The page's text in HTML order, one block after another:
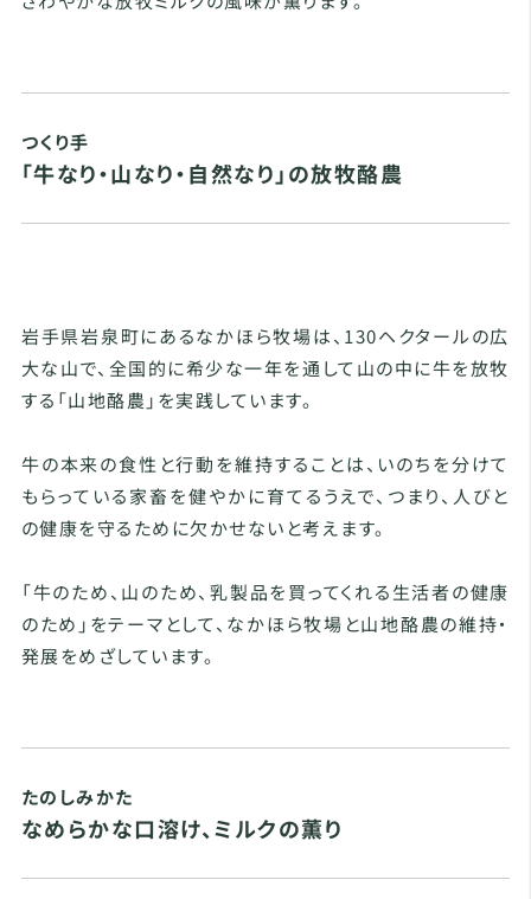
つくり手
「牛なり・山なり・自然なり」の放牧酪農
岩手県岩泉町にあるなかほら牧場は、130ヘクタールの広
大な山で、全国的に希少な一年を通して山の中に牛を放牧
する「山地酪農」を実践しています。
牛の本来の食性と行動を維持することは、いのちを分けて
もらっている家畜を健やかに育てるうえで、つまり、人びと
の健康を守るために欠かせないと考えます。
「牛のため、山のため、乳製品を買ってくれる生活者の健康
のため」をテーマとして、なかほら牧場と山地酪農の維持・
発展をめざしています。
たのしみかた
なめらかな口溶け、ミルクの薫り